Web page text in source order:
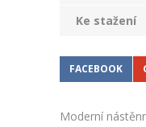
Ke stažení
FACEBOOK
Moderní